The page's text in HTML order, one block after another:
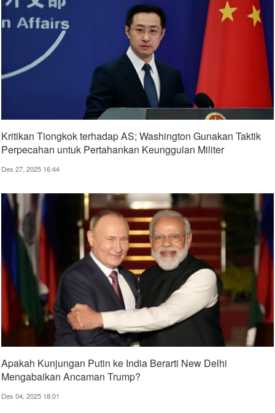
Kritikan Tiongkok terhadap AS; Washington Gunakan Taktik
Perpecahan untuk Pertahankan Keunggulan Militer
Des 27, 2025 16:44
Apakah Kunjungan Putin ke India Berarti New Delhi
Mengabaikan Ancaman Trump?
Des 04, 2025 18:01